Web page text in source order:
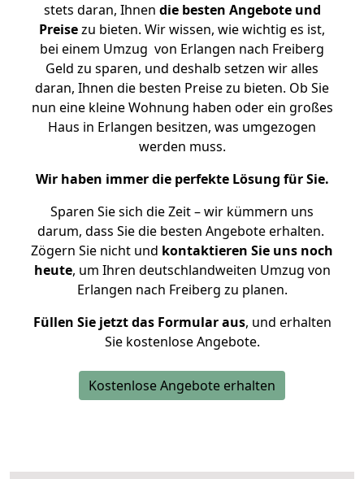
stets daran, Ihnen die besten Angebote und
Preisezu bieten. Wir wissen, wie wichtig es ist,
bei einem Umzug von Erlangen nach Freiberg
Geld zu sparen, und deshalb setzen wir alles
daran, Ihnen die besten Preise zu bieten. Ob Sie
nun eine kleine Wohnung haben oder ein großes
Haus in Erlangen besitzen, was umgezogen
werden muss.
Wir haben immer die perfekte Lösung für Sie.
Sparen Sie sich die Zeit – wir kümmern uns
darum, dass Sie die besten Angebote erhalten.
Zögern Sie nicht und kontaktieren Sie uns noch
heute, um Ihren deutschlandweiten Umzug von
Erlangen nach Freiberg zu planen.
Füllen Sie jetzt das Formular aus, und erhalten
Sie kostenlose Angebote.
Kostenlose Angebote erhalten